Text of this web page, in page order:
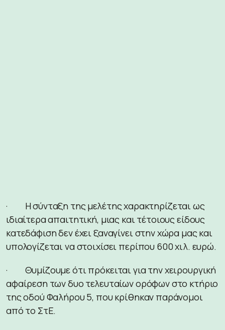
· Η σύνταξη της μελέτης χαρακτηρίζεται ως
ιδιαίτερα απαιτητική, μιας και τέτοιους είδους
κατεδάφιση δεν έχει ξαναγίνει στην χώρα μας και
υπολογίζεται να στοιχίσει περίπου 600 χιλ. ευρώ.
· Θυμίζουμε ότι πρόκειται για την χειρουργική
αφαίρεση των δυο τελευταίων ορόφων στο κτήριο
της οδού Φαλήρου 5, που κρίθηκαν παράνομοι
από το ΣτΕ.